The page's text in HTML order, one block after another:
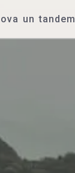
un tandem